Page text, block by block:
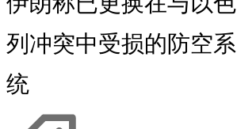
列冲突中受损的防空系
统